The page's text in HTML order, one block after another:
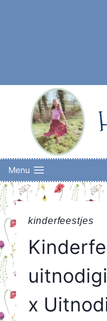
Menu
kinderfeestjes
x